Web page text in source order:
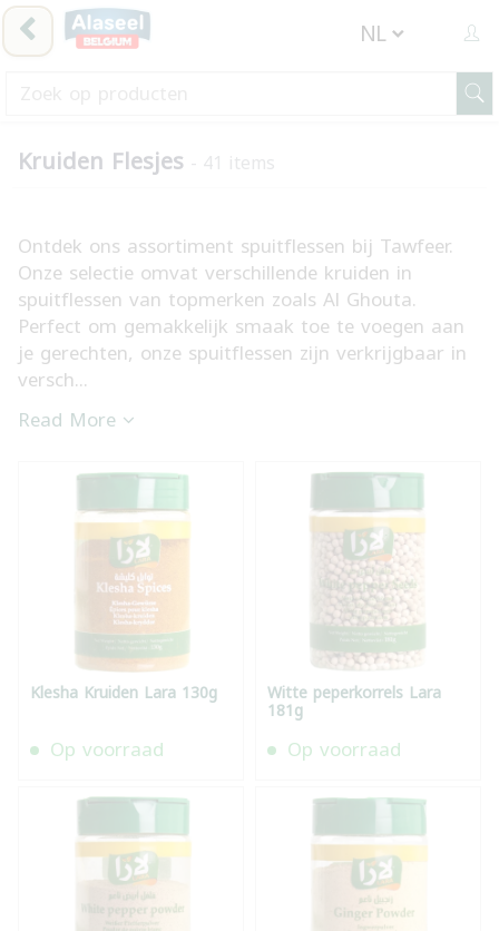
Kruiden Flesjes - 41 items
Ontdek ons assortiment spuitflessen bij Tawfeer.
Onze selectie omvat verschillende kruiden in
spuitflessen van topmerken zoals Al Ghouta.
Perfect om gemakkelijk smaak toe te voegen aan
je gerechten, onze spuitflessen zijn verkrijgbaar in
versch...
Read More
Klesha Kruiden Lara 130g
Op voorraad
Witte peperkorrels Lara
181g
Op voorraad